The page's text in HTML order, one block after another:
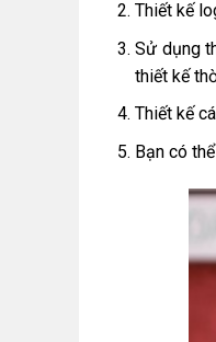
Thiết kế
Sử dụng
thiết kế
Thiết kế
Bạn có